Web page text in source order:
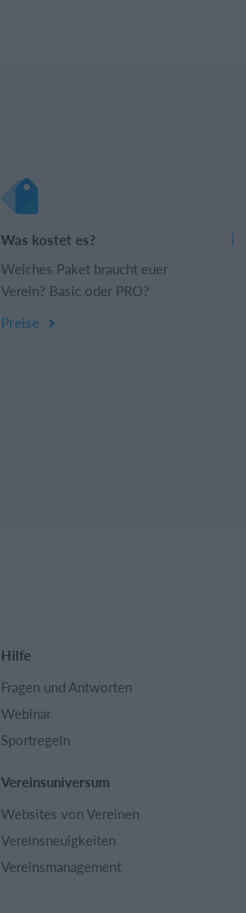
Was kostet es?
Welches Paket braucht euer
Verein? Basic oder PRO?
Preise
Hilfe
Fragen und Antworten
Webinar
Sportregeln
Vereinsuniversum
Websites von Vereinen
Vereinsneuigkeiten
Vereinsmanagement